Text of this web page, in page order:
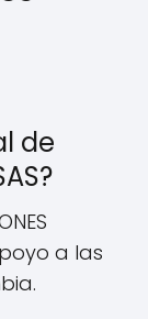
de
a las